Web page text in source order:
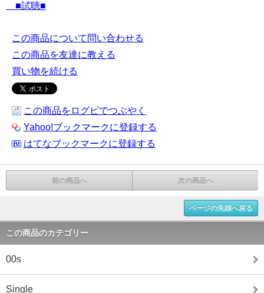
■試聴■
この商品について問い合わせる
この商品を友達に教える
買い物を続ける
この商品をログピでつぶやく
Yahoo!ブックマークに登録する
はてなブックマークに登録する
前の商品へ 次の商品へ
ページの先頭へ戻る
この商品のカテゴリー
00s
Single